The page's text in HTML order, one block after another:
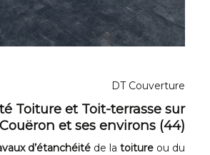
DT Couverture
Toiture et Toit-terrasse sur
et ses environs (44)
d’étanchéité de la toiture ou du